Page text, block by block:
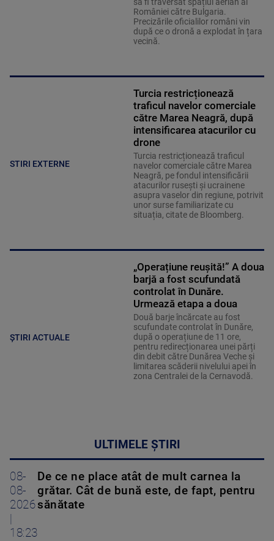
României către Bulgaria.
Precizările oficialilor români vin
după ce o dronă a explodat în țara
vecină.
STIRI EXTERNE
Turcia restricționează
traficul navelor comerciale
către Marea Neagră, după
intensificarea atacurilor cu
drone
Turcia restricționează traficul
navelor comerciale către Marea
Neagră, pe fondul intensificării
atacurilor rusești și ucrainene
asupra vaselor din regiune, potrivit
unor surse familiarizate cu
situația, citate de Bloomberg.
ȘTIRI ACTUALE
„Operațiune reușită!” A doua
barjă a fost scufundată
controlat în Dunăre.
Urmează etapa a doua
Două barje încărcate au fost
scufundate controlat în Dunăre,
după o operațiune de 11 ore,
pentru redirecționarea unei părți
din debit către Dunărea Veche și
limitarea scăderii nivelului apei în
zona Centralei de la Cernavodă.
ULTIMELE ȘTIRI
08-
08-
2026
|
18:23
De ce ne place atât de mult carnea la
grătar. Cât de bună este, de fapt, pentru
sănătate